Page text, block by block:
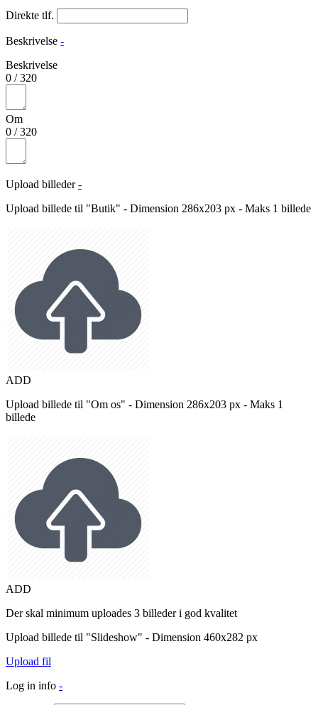
Direkte tlf.
Beskrivelse -
Beskrivelse
0 /320
Om
0 /320
Upload billeder -
Upload billede til "Butik" - Dimension 286x203 px - Maks 1 billede
ADD
Upload billede til "Om os" - Dimension 286x203 px - Maks 1
billede
ADD
Der skal minimum uploades 3 billeder i god kvalitet
Upload billede til "Slideshow" - Dimension 460x282 px
Upload fil
Log in info -